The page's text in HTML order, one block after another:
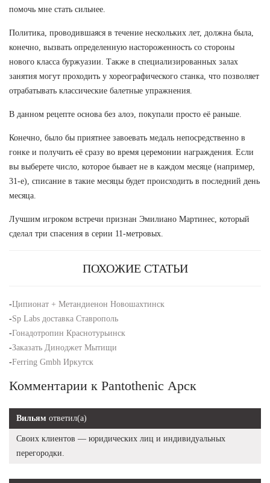
помочь мне стать сильнее.
Политика, проводившаяся в течение нескольких лет, должна была,
конечно, вызвать определенную настороженность со стороны
нового класса буржуазии. Также в специализированных залах
занятия могут проходить у хореографического станка, что позволяет
отрабатывать классические балетные упражнения.
В данном рецепте основа без алоэ, покупали просто её раньше.
Конечно, было бы приятнее завоевать медаль непосредственно в
гонке и получить её сразу во время церемонии награждения. Если
вы выберете число, которое бывает не в каждом месяце (например,
31-е), списание в такие месяцы будет происходить в последний день
месяца.
Лучшим игроком встречи признан Эмилиано Мартинес, который
сделал три спасения в серии 11-метровых.
ПОХОЖИЕ СТАТЬИ
-Ципионат + Метандиенон Новошахтинск
-Sp Labs доставка Ставрополь
-Гонадотропин Краснотурьинск
-Заказать Диноджет Мытищи
-Ferring Gmbh Иркутск
Комментарии к Pantothenic Арск
Вильям ответил(а)
Своих клиентов — юридических лиц и индивидуальных
перегородки.